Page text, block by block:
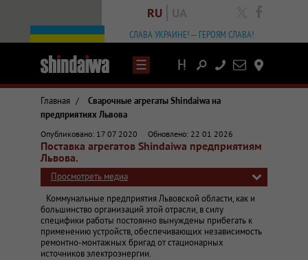
СЛАВА УКРАИНЕ! – ГЕРОЯМ СЛАВА!
RU UA facebook
Написать
письмо
Контакты
Главная /
Сварочные агрегаты Shindaiwa на
предприятиях Львова
Статьи и обзоры о сварочном оборудовании
Вадим Носовский
Поставка сварочных агрегатов Shindaiwa предприятиям Львова.
Опубликовано: 17 07 2020 Обновлено: 22 01 2026
Поставка агрегатов Shindaiwa предприятиям
Львова.
Просмотреть медиа
Коммунальные предприятия Львовской области, как и
большинство организаций этой отрасли, в силу
специфики работы постоянно вынуждены прибегать к
применению устройств, обеспечивающих независимость
ремонтно-монтажных бригад от стационарных
источников электроэнергии.